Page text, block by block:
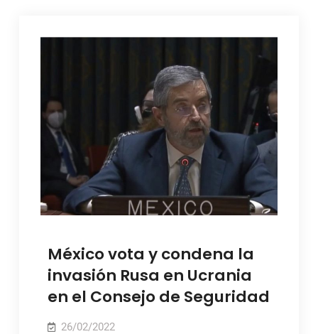
México vota y condena la
invasión Rusa en Ucrania
en el Consejo de Seguridad
26/02/2022